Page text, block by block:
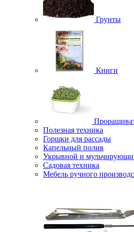
Грунты
Книги
Полезная техника
Горшки для рассады
Капельный полив
Укрывной и
Садовая техника
Мебель ручного